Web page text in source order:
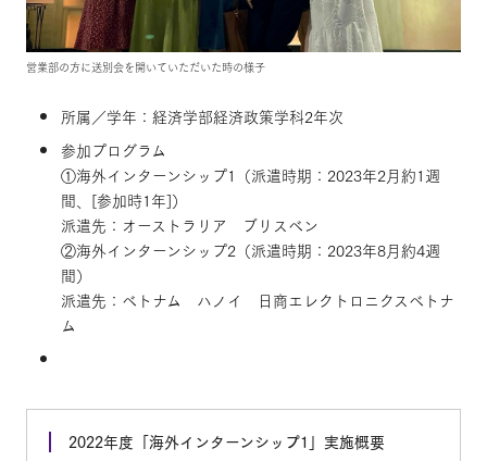
営業部の方に送別会を開いていただいた時の様子
所属／学年：経済学部経済政策学科2年次
参加プログラム
①海外インターンシップ1（派遣時期：2023年2月約1週
間、[参加時1年]）
派遣先：オーストラリア ブリスベン
②海外インターンシップ2（派遣時期：2023年8月約4週
間）
派遣先：ベトナム ハノイ 日商エレクトロニクスベトナ
ム
2022年度「海外インターンシップ1」実施概要